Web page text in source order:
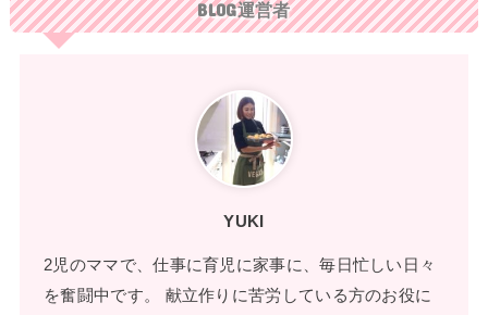
BLOG運営者
YUKI
2児のママで、仕事に育児に家事に、毎日忙しい日々
を奮闘中です。 献立作りに苦労している方のお役に